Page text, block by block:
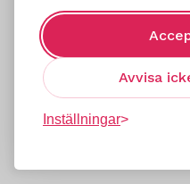
Avvisa
Inställningar